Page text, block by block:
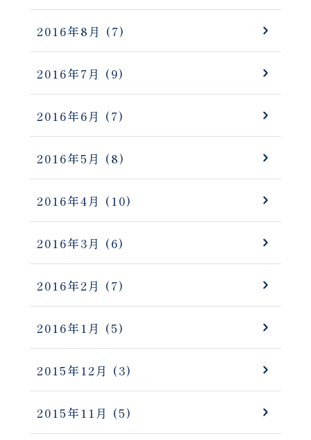
2016年8月 (7)
2016年7月 (9)
2016年6月 (7)
2016年5月 (8)
2016年4月 (10)
2016年3月 (6)
2016年2月 (7)
2016年1月 (5)
2015年12月 (3)
2015年11月 (5)